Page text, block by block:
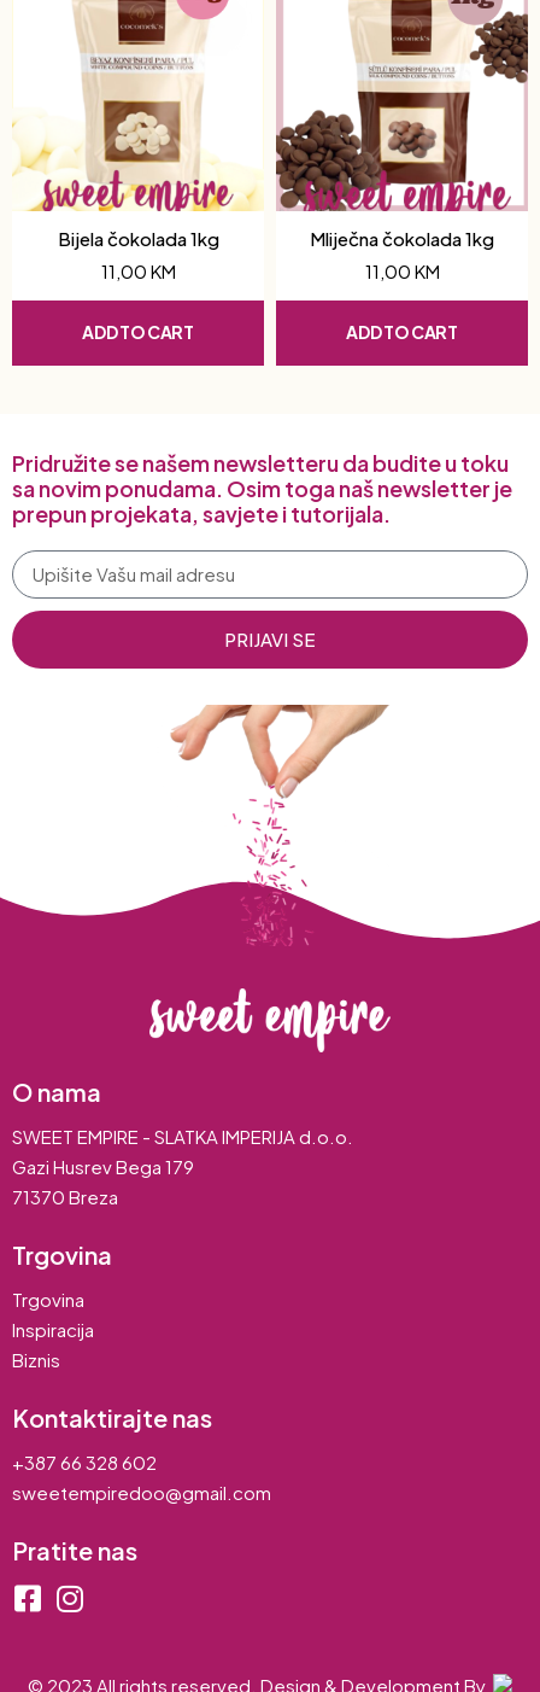
Bijela čokolada 1kg
11,00 KM
ADD TO CART
Mliječna čokolada 1kg
11,00 KM
ADD TO CART
Pridružite se našem newsletteru da budite u toku
sa novim ponudama. Osim toga naš newsletter je
prepun projekata, savjete i tutorijala.
PRIJAVI SE
O nama
SWEET EMPIRE - SLATKA IMPERIJA d.o.o.
Gazi Husrev Bega 179
71370 Breza
Trgovina
Trgovina
Inspiracija
Biznis
Kontaktirajte nas
+387 66 328 602
sweetempiredoo@gmail.com
Pratite nas
© 2023 All rights reserved. Design & Development By